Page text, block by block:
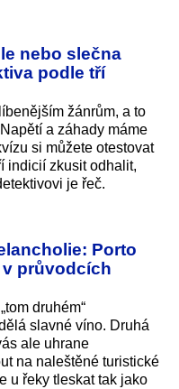
nebo slečna
podle tří
žánrům, a to
a záhady máme
si můžete otestovat
indicií zkusit odhalit,
je řeč.
Porto
průvodcích
druhém“
slavné víno. Druhá
ale uhrane
na naleštěné turistické
u řeky tleskat tak jako